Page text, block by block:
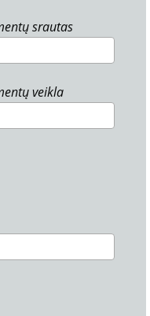
srautas
veikla